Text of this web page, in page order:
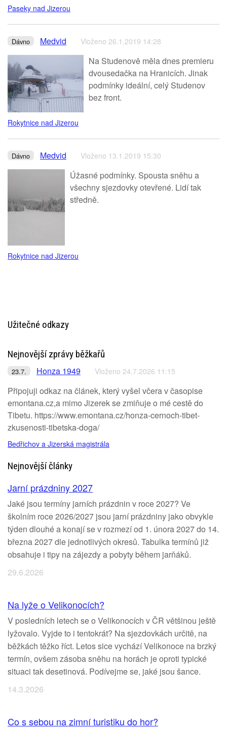
Paseky nad Jizerou
Dávno Medvid Vloženo 26.1.2019 14:28
Na Studenově měla dnes premieru
dvousedačka na Hranicích. Jinak
podmínky ideální, celý Studenov
bez front.
Rokytnice nad Jizerou
Dávno Medvid Vloženo 13.1.2019 15:30
Úžasné podmínky. Spousta sněhu a
všechny sjezdovky otevřené. Lidí tak
středně.
Rokytnice nad Jizerou
Užitečné odkazy
Nejnovější zprávy běžkařů
23.7. Honza 1949 Vloženo 24.7.2026 11:15
Připojuji odkaz na článek, který vyšel včera v časopise
emontana.cz,a mimo Jizerek se zmiňuje o mé cestě do
Tibetu. https://www.emontana.cz/honza-cernoch-tibet-
zkusenosti-tibetska-doga/
Bedřichov a Jizerská magistrála
Nejnovější články
Jarní prázdniny 2027
Jaké jsou termíny jarních prázdnin v roce 2027? Ve
školním roce 2026/2027 jsou jarní prázdniny jako obvykle
týden dlouhé a konají se v rozmezí od 1. února 2027 do 14.
března 2027 dle jednotlivých okresů. Tabulka termínů již
obsahuje i tipy na zájezdy a pobyty během jarňáků.
29.6.2026
Na lyže o Velikonocích?
V posledních letech se o Velikonocích v ČR většinou ještě
lyžovalo. Vyjde to i tentokrát? Na sjezdovkách určitě, na
běžkách těžko říct. Letos sice vychází Velikonoce na brzký
termín, ovšem zásoba sněhu na horách je oproti typické
situaci tak desetinová. Podívejme se, jaké jsou šance.
14.3.2026
Co s sebou na zimní turistiku do hor?